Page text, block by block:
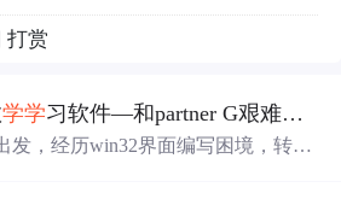
打赏
学学习软件—和partner G艰难地用C++（QT库）实现的过程
发，经历win32界面编写困境，转向